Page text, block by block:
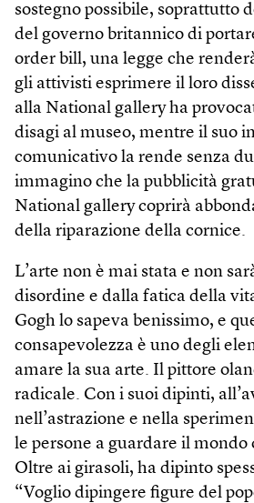
sostegno possibile, soprattutto
del governo britannico di
order bill, una legge che
gli attivisti esprimere il loro
alla National gallery ha
disagi al museo, mentre il suo
comunicativo la rende senza
immagino che la pubblicità
National gallery coprirà
della riparazione della cornice.
L’arte non è mai stata e non
disordine e dalla fatica della
Gogh lo sapeva benissimo, e
consapevolezza è uno degli
amare la sua arte. Il pittore
radicale. Con i suoi dipinti,
nell’astrazione e nella
le persone a guardare il mondo
Oltre ai girasoli, ha dipinto
“Voglio dipingere figure del